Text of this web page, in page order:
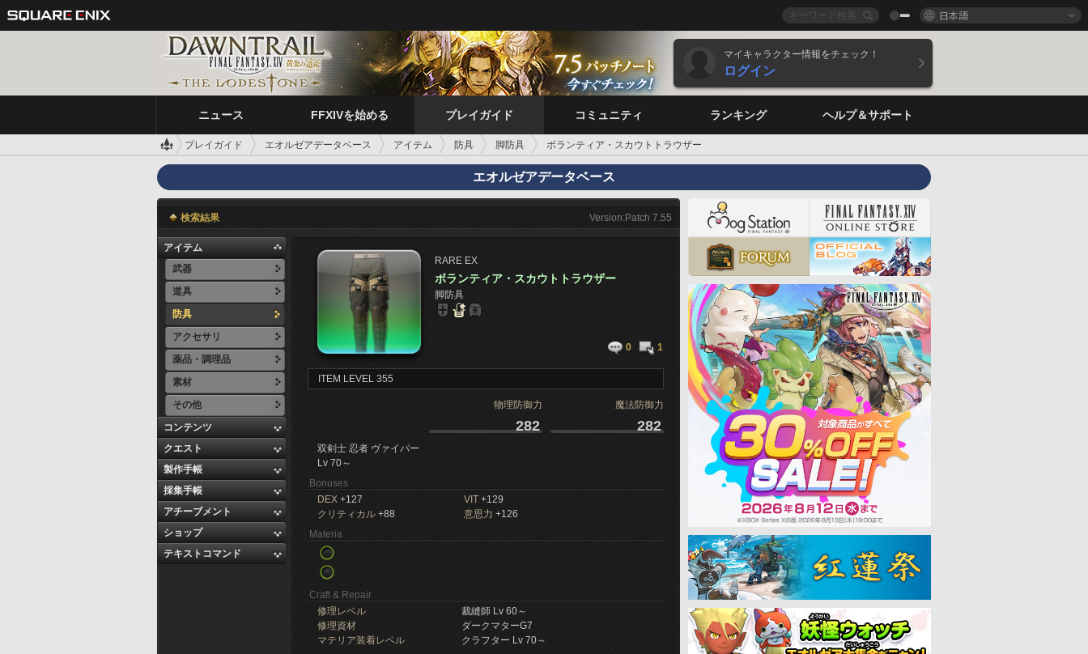
日本語
マイキャラクター情報をチェック！
ログイン
ニュース FFXIVを始める プレイガイド コミュニティ ランキング ヘルプ＆サポート
プレイガイド エオルゼアデータベース アイテム 防具 脚防具 ボランティア・スカウトトラウザー
エオルゼアデータベース
検索結果 Version:Patch 7.55
アイテム
武器
道具
防具
アクセサリ
薬品・調理品
素材
その他
コンテンツ
クエスト
製作手帳
採集手帳
アチーブメント
ショップ
テキストコマンド
RARE EX
ボランティア・スカウトトラウザー
脚防具
0 1
ITEM LEVEL 355
物理防御力 魔法防御力
282 282
双剣士 忍者 ヴァイパー
Lv 70～
Bonuses
DEX +127 VIT +129
クリティカル +88 意思力 +126
Materia
Craft & Repair
修理レベル
裁縫師 Lv 60～
修理資材
ダークマターG7
マテリア装着レベル
クラフター Lv 70～